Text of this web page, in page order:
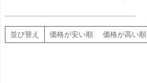
並び替え 価格が安い順 価格が高い順